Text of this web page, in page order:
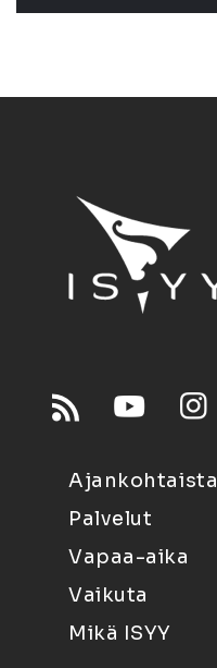
Ajankohtaista
Palvelut
Vapaa-aika
Vaikuta
Mikä ISYY